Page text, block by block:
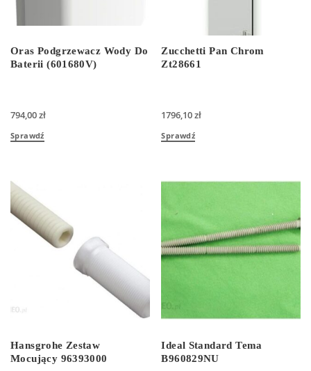
Oras Podgrzewacz Wody Do
Baterii (601680V)
794,00zł
Sprawdź
Zucchetti Pan Chrom
Zt28661
1796,10zł
Sprawdź
Hansgrohe Zestaw
Mocujący 96393000
Ideal Standard Tema
B960829NU